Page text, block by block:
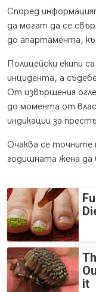
Според
да могат да се
до апартамента,
Полицейски екипи
инцидента, а
От извършения
до момента от
индикации за
Очаква се точните
годишната жена
it